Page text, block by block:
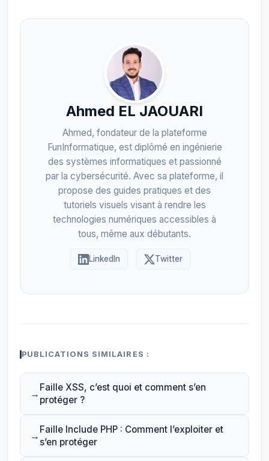
Ahmed EL JAOUARI
Ahmed, fondateur de la plateforme
FunInformatique, est diplômé en ingénierie
des systèmes informatiques et passionné
par la cybersécurité. Avec sa plateforme, il
propose des guides pratiques et des
tutoriels visuels visant à rendre les
technologies numériques accessibles à
tous, même aux débutants.
LinkedIn Twitter
PUBLICATIONS SIMILAIRES :
Faille XSS, c’est quoi et comment s’en
protéger ?
Faille Include PHP : Comment l’exploiter et
s’en protéger